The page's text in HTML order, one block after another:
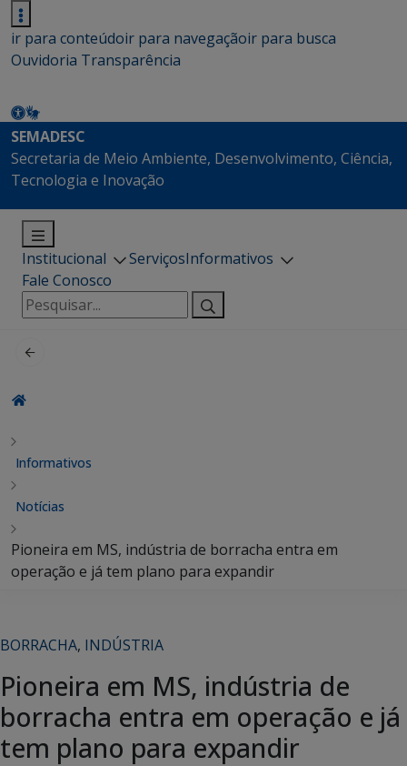
ir para conteúdoir para navegaçãoir para busca
Ouvidoria Transparência
SEMADESC
Secretaria de Meio Ambiente, Desenvolvimento, Ciência,
Tecnologia e Inovação
Institucional ServiçosInformativos
Fale Conosco
Pesquisar
por:
Informativos
Notícias
Pioneira em MS, indústria de borracha entra em
operação e já tem plano para expandir
BORRACHA, INDÚSTRIA
Pioneira em MS, indústria de
borracha entra em operação e já
tem plano para expandir